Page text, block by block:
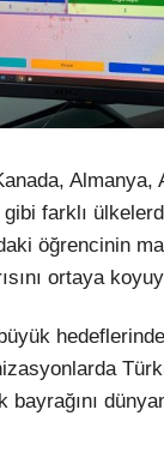
Almanya,
farklı
öğrencinin
ortaya